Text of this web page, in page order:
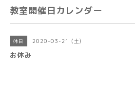
教室開催日カレンダー
休日 2020-03-21 (土)
お休み